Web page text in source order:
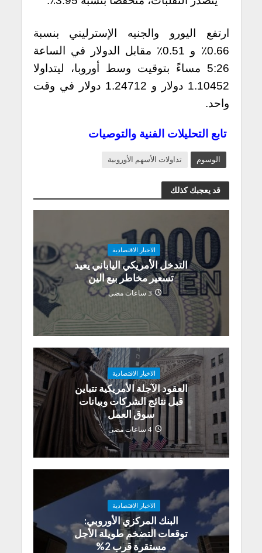
ارتفع اليورو والجنيه الإسترليني بنسبة
0.66٪ و 0.51٪ مقابل الدولار في الساعة
5:26 مساءً بتوقيت وسط أوروبا، ليتداولا
1.10452 دولار و 1.24712 دولار في وقت
واحد.
تابع التحليلات الفنية والتوصيات
الوسوم تداولات الأسهم الأوروبية
قد يعجبك كذلك
الاخبار الاقتصادية
التدخل الأمريكي الياباني يعيد
تسعير مخاطر بيع الين
3 ساعات مضى
الاخبار الاقتصادية
العقود الآجلة الأمريكية تتباين
قبل نتائج الشركات وبيانات
سوق العمل
4 ساعات مضى
الاخبار الاقتصادية
البنك المركزي الأوروبي:
توقعات التضخم طويلة الأجل
مستقرة قرب 2%